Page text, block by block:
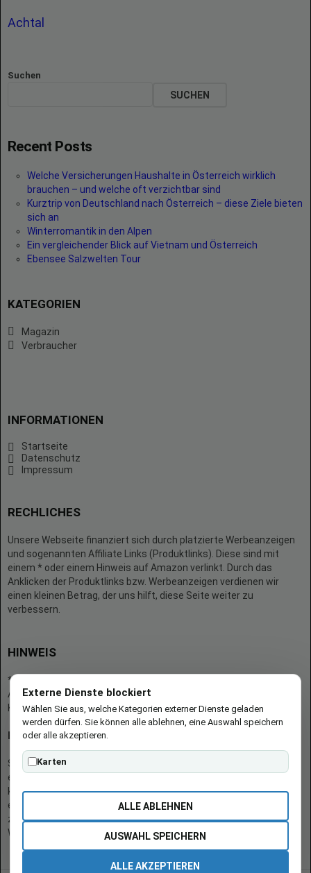
Achtal
Suchen
SUCHEN
Recent Posts
Welche Versicherungen Haushalte in Österreich wirklich
brauchen – und welche oft verzichtbar sind
Kurztrip von Deutschland nach Österreich – diese Ziele bieten
sich an
Winterromantik in den Alpen
Ein vergleichender Blick auf Vietnam und Österreich
Ebensee Salzwelten Tour
KATEGORIEN
Magazin
Verbraucher
INFORMATIONEN
Startseite
Datenschutz
Impressum
RECHLICHES
Unsere Webseite finanziert sich durch platzierte Werbeanzeigen
und sogenannten Affiliate Links (Produktlinks). Diese sind mit
einem * oder einem Hinweis auf Amazon verlinkt. Durch das
Anklicken der Produktlinks bzw. Werbeanzeigen verdienen wir
einen kleinen Betrag, der uns hilft, diese Seite weiter zu
verbessern.
HINWEIS
* = Afilliate-Link (=Werbung)
Als Amazon-Partner verdient der Seitenbetreiber an qualifizierten
Käufen.
Hinweis zu Preisen und Verfügbarkeiten
Sofern Produktpreise und Verfügbarkeiten angezeigt werden,
entsprechen diese dem angegebenen Stand (Datum/Uhrzeit) und
können sich auf der verlinkten Seite jederzeit ändern. Für den Kauf
eines Produkts gelten die Angaben zu Preis und Verfügbarkeit, die
zum Kaufzeitpunkt [auf der/den maßgeblichen Amazon-
Website(s)] angezeigt werden.
Externe Dienste blockiert
Wählen Sie aus, welche Kategorien externer Dienste geladen
werden dürfen. Sie können alle ablehnen, eine Auswahl speichern
oder alle akzeptieren.
Karten
ALLE ABLEHNEN
AUSWAHL SPEICHERN
ALLE AKZEPTIEREN